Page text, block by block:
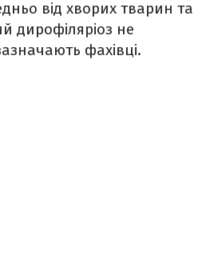
від хворих тварин та
дирофіляріоз не
фахівці.